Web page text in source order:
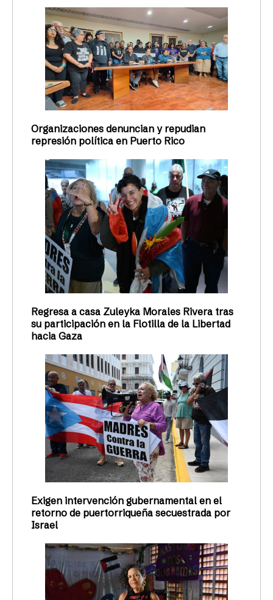
Organizaciones denuncian y repudian
represión política en Puerto Rico
Regresa a casa Zuleyka Morales Rivera tras
su participación en la Flotilla de la Libertad
hacia Gaza
Exigen intervención gubernamental en el
retorno de puertorriqueña secuestrada por
Israel